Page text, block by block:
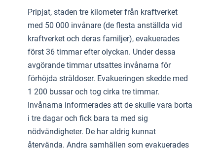
Pripjat, staden tre kilometer från kraftverket
med 50 000 invånare (de flesta anställda vid
kraftverket och deras familjer), evakuerades
först 36 timmar efter olyckan. Under dessa
avgörande timmar utsattes invånarna för
förhöjda stråldoser. Evakueringen skedde med
1 200 bussar och tog cirka tre timmar.
Invånarna informerades att de skulle vara borta
i tre dagar och fick bara ta med sig
nödvändigheter. De har aldrig kunnat
återvända. Andra samhällen som evakuerades